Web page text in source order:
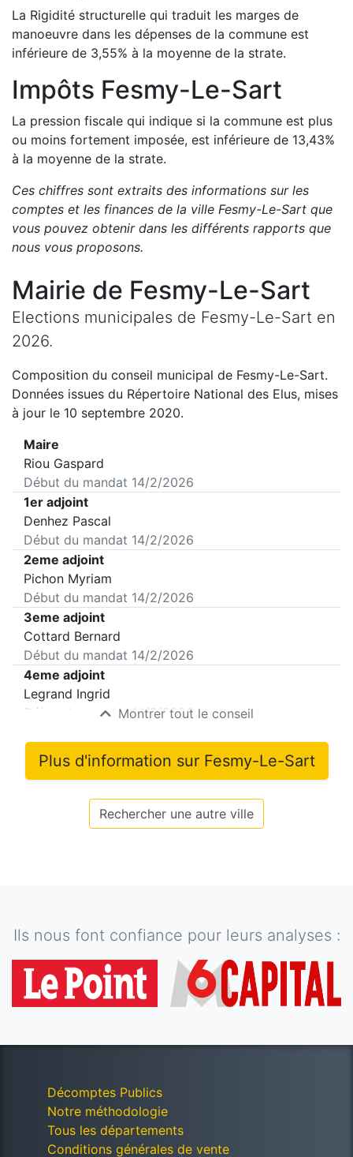
La Rigidité structurelle qui traduit les marges de
manoeuvre dans les dépenses de la commune est
inférieure de 3,55% à la moyenne de la strate.
Impôts Fesmy-Le-Sart
La pression fiscale qui indique si la commune est plus
ou moins fortement imposée, est inférieure de 13,43%
à la moyenne de la strate.
Ces chiffres sont extraits des informations sur les
comptes et les finances de la ville Fesmy-Le-Sart que
vous pouvez obtenir dans les différents rapports que
nous vous proposons.
Mairie de Fesmy-Le-Sart
Elections municipales de Fesmy-Le-Sart en
2026.
Composition du conseil municipal de Fesmy-Le-Sart.
Données issues du Répertoire National des Elus, mises
à jour le 10 septembre 2020.
Maire
Riou Gaspard
Début du mandat 14/2/2026
1er adjoint
Denhez Pascal
Début du mandat 14/2/2026
2eme adjoint
Pichon Myriam
Début du mandat 14/2/2026
3eme adjoint
Cottard Bernard
Début du mandat 14/2/2026
4eme adjoint
Legrand Ingrid
Début du mandat14/2/2026
Montrer tout le conseil
Plus d'information sur Fesmy-Le-Sart
Rechercher une autre ville
Ils nous font confiance pour leurs analyses :
Décomptes Publics
Notre méthodologie
Tous les départements
Conditions générales de vente